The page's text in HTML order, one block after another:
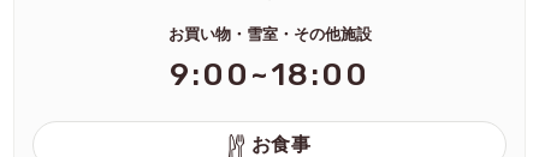
お買い物・雪室・その他施設
9:00~18:00
お食事